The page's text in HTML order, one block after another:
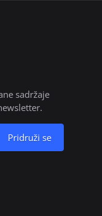
sadržaje
Pridruži se